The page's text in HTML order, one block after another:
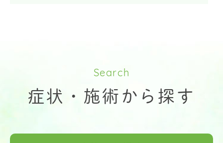
Search
症状・施術から探す